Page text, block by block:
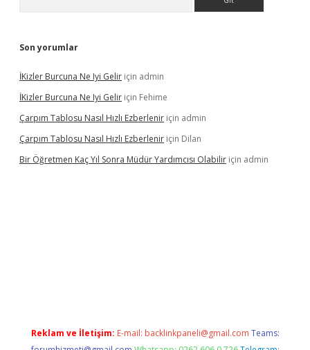
Son yorumlar
İKizler Burcuna Ne Iyi Gelir için admin
İKizler Burcuna Ne Iyi Gelir için Fehime
Çarpım Tablosu Nasıl Hızlı Ezberlenir için admin
Çarpım Tablosu Nasıl Hızlı Ezberlenir için Dilan
Bir Öğretmen Kaç Yıl Sonra Müdür Yardımcısı Olabilir için admin
Reklam ve İletişim: E-mail: backlinkpaneli@gmail.com Teams: